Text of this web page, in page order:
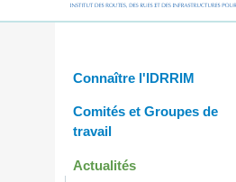
Connaître l'IDRRIM
Comités et Groupes de
travail
Actualités